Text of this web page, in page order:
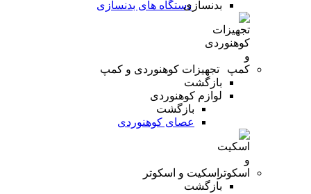
دستگاه های بدنسازی
تجهیزات کوهنوردی و کمپ
بازگشت
لوازم کوهنوردی
بازگشت
عصای کوهنوردی
اسکیت و اسکوتر
بازگشت